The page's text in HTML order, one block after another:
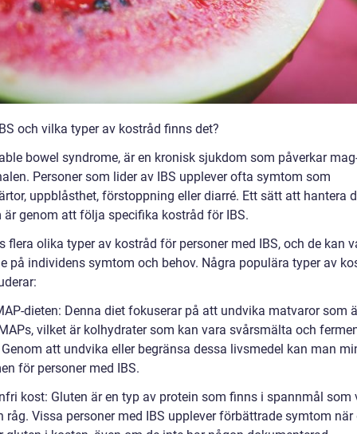
och vilka typer av kostråd finns det?
bowel syndrome, är en kronisk sjukdom som påverkar
Personer som lider av IBS upplever ofta symtom som
uppblåsthet, förstoppning eller diarré. Ett sätt att hantera
är genom att följa specifika kostråd för IBS.
flera olika typer av kostråd för personer med IBS, och de kan
på individens symtom och behov. Några populära typer av
dieten: Denna diet fokuserar på att undvika matvaror som
vilket är kolhydrater som kan vara svårsmälta och
att undvika eller begränsa dessa livsmedel kan man
för personer med IBS.
kost: Gluten är en typ av protein som finns i spannmål som
råg. Vissa personer med IBS upplever förbättrade symtom när